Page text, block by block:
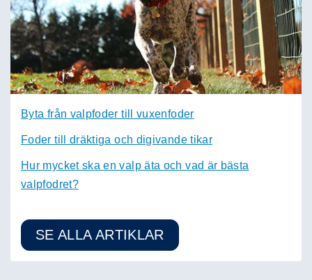
Byta från valpfoder till vuxenfoder
Foder till dräktiga och digivande tikar
Hur mycket ska en valp äta och vad är bästa
valpfodret?
SE ALLA ARTIKLAR